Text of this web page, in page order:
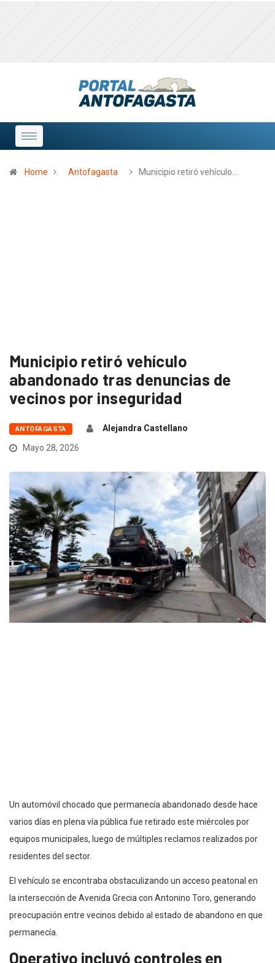
Home Antofagasta Municipio retiró vehículo…
Municipio retiró vehículo
abandonado tras denuncias de
vecinos por inseguridad
ANTOFAGASTA
Alejandra Castellano
Mayo 28, 2026
Un automóvil chocado que permanecía abandonado desde hace
varios días en plena vía pública fue retirado este miércoles por
equipos municipales, luego de múltiples reclamos realizados por
residentes del sector.
El vehículo se encontraba obstaculizando un acceso peatonal en
la intersección de Avenida Grecia con Antonino Toro, generando
preocupación entre vecinos debido al estado de abandono en que
permanecía.
Operativo incluyó controles en